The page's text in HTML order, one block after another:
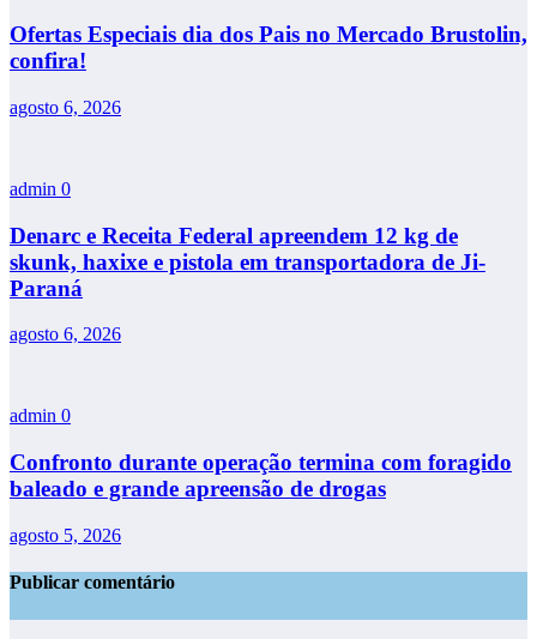
Ofertas Especiais dia dos Pais no Mercado Brustolin,
confira!
agosto 6, 2026
admin 0
Denarc e Receita Federal apreendem 12 kg de
skunk, haxixe e pistola em transportadora de Ji-
Paraná
agosto 6, 2026
admin 0
Confronto durante operação termina com foragido
baleado e grande apreensão de drogas
agosto 5, 2026
Publicar comentário